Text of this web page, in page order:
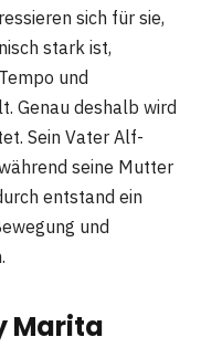
sich für sie,
stark ist,
und
Genau deshalb wird
Sein Vater Alf-
seine Mutter
entstand ein
und
Marita